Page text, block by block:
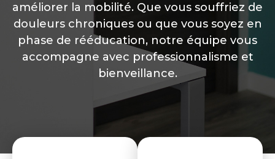
améliorer la mobilité. Que vous souffriez de
douleurs chroniques ou que vous soyez en
phase de rééducation, notre équipe vous
accompagne avec professionnalisme et
bienveillance.